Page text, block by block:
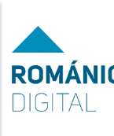
contenido
principal